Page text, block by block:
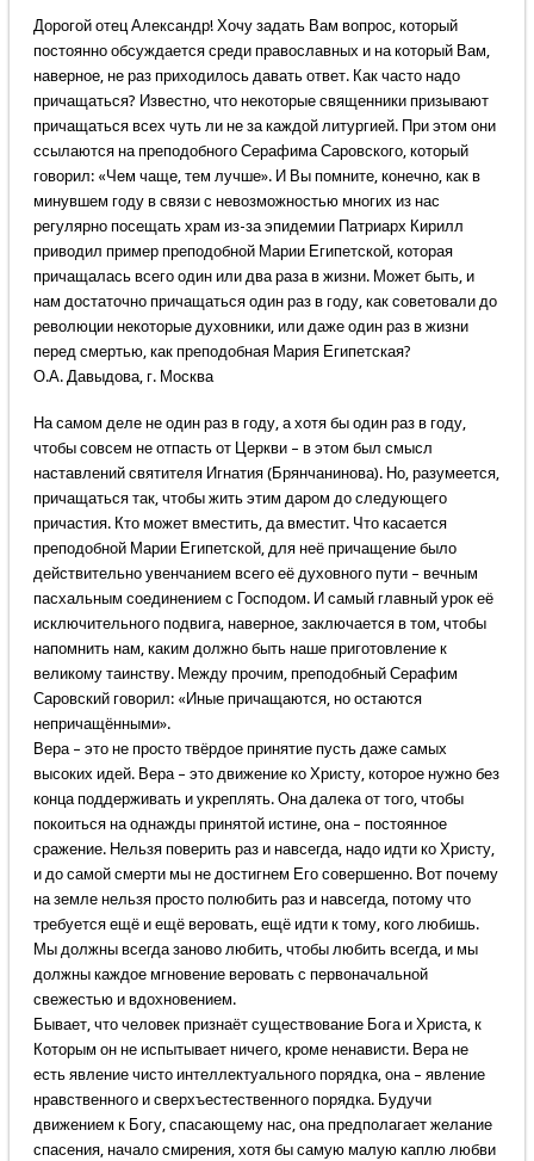
Дорогой отец Александр! Хочу задать Вам вопрос, который
постоянно обсуждается среди православных и на который Вам,
наверное, не раз приходилось давать ответ. Как часто надо
причащаться? Известно, что некоторые священники призывают
причащаться всех чуть ли не за каждой литургией. При этом они
ссылаются на преподобного Серафима Саровского, который
говорил: «Чем чаще, тем лучше». И Вы помните, конечно, как в
минувшем году в связи с невозможностью многих из нас
регулярно посещать храм из-за эпидемии Патриарх Кирилл
приводил пример преподобной Марии Египетской, которая
причащалась всего один или два раза в жизни. Может быть, и
нам достаточно причащаться один раз в году, как советовали до
революции некоторые духовники, или даже один раз в жизни
перед смертью, как преподобная Мария Египетская?
О.А. Давыдова, г. Москва
На самом деле не один раз в году, а хотя бы один раз в году,
чтобы совсем не отпасть от Церкви – в этом был смысл
наставлений святителя Игнатия (Брянчанинова). Но, разумеется,
причащаться так, чтобы жить этим даром до следующего
причастия. Кто может вместить, да вместит. Что касается
преподобной Марии Египетской, для неё причащение было
действительно увенчанием всего её духовного пути – вечным
пасхальным соединением с Господом. И самый главный урок её
исключительного подвига, наверное, заключается в том, чтобы
напомнить нам, каким должно быть наше приготовление к
великому таинству. Между прочим, преподобный Серафим
Саровский говорил: «Иные причащаются, но остаются
непричащёнными».
Вера – это не просто твёрдое принятие пусть даже самых
высоких идей. Вера – это движение ко Христу, которое нужно без
конца поддерживать и укреплять. Она далека от того, чтобы
покоиться на однажды принятой истине, она – постоянное
сражение. Нельзя поверить раз и навсегда, надо идти ко Христу,
и до самой смерти мы не достигнем Его совершенно. Вот почему
на земле нельзя просто полюбить раз и навсегда, потому что
требуется ещё и ещё веровать, ещё идти к тому, кого любишь.
Мы должны всегда заново любить, чтобы любить всегда, и мы
должны каждое мгновение веровать с первоначальной
свежестью и вдохновением.
Бывает, что человек признаёт существование Бога и Христа, к
Которым он не испытывает ничего, кроме ненависти. Вера не
есть явление чисто интеллектуального порядка, она – явление
нравственного и сверхъестественного порядка. Будучи
движением к Богу, спасающему нас, она предполагает желание
спасения, начало смирения, хотя бы самую малую каплю любви